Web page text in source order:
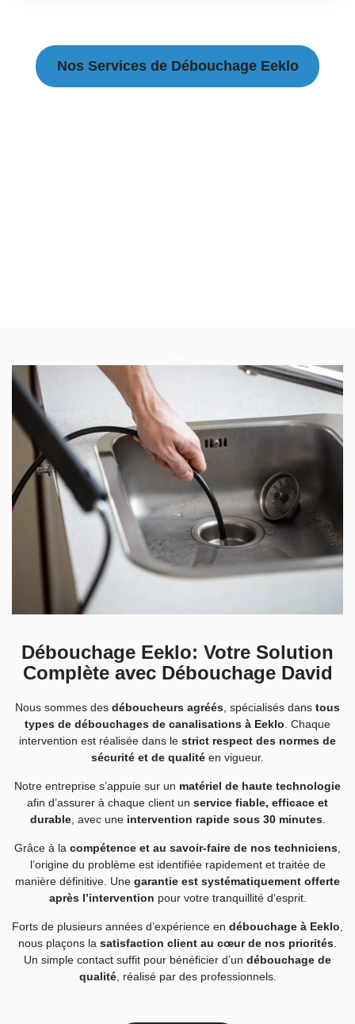
Nos Services de Débouchage Eeklo
Débouchage Eeklo: Votre Solution
Complète avec Débouchage David
Nous sommes des déboucheurs agréés , spécialisés dans tous
types de débouchages de canalisations à Eeklo . Chaque
intervention est réalisée dans le strict respect des normes de
sécurité et de qualité en vigueur.
Notre entreprise s’appuie sur un matériel de haute technologie
afin d’assurer à chaque client un service fiable, efficace et
durable, avec une intervention rapide sous 30 minutes.
Grâce à la compétence et au savoir-faire de nos techniciens
l’origine du problème est identifiée rapidement et traitée de
manière définitive. Une garantie est systématiquement offerte
après l’intervention pour votre tranquillité d’esprit.
Forts de plusieurs années d’expérience en débouchage à Eeklo
nous plaçons la satisfaction client au cœur de nos priorités
Un simple contact suffit pour bénéficier d’un débouchage de
qualité, réalisé par des professionnels.